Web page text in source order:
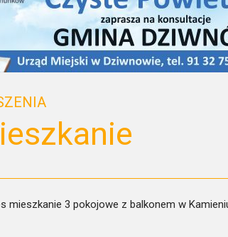
mieszkanie 3 pokojowe z balkonem w